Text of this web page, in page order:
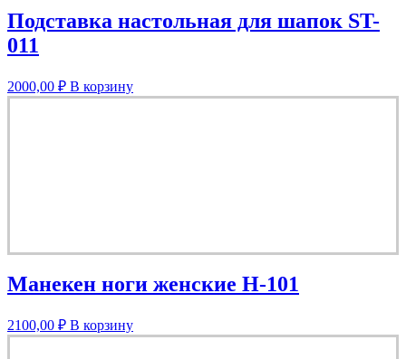
Подставка настольная для шапок ST-
011
2000,00 ₽ В корзину
Манекен ноги женские Н-101
2100,00 ₽ В корзину